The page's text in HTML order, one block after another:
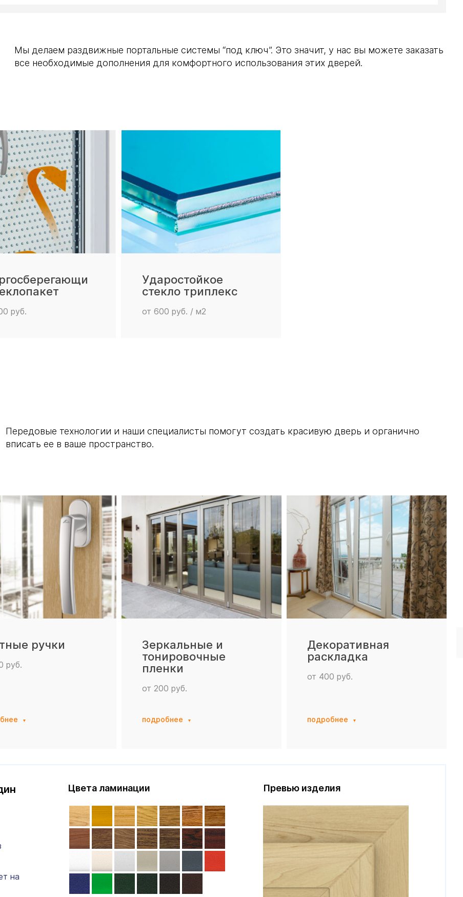
Мы делаем раздвижные портальные системы “под ключ”. Это значит, у нас вы можете заказать
все необходимые дополнения для комфортного использования этих дверей.
руб.
Ударостойкое
стекло триплекс
от 600 руб. / м2
Передовые технологии и наши специалисты помогут создать красивую дверь и органично
вписать ее в ваше пространство.
ручки
руб.
Зеркальные и
тонировочные
пленки
от 200 руб.
подробнее
Декоративная
раскладка
от 400 руб.
подробнее
на
Цвета ламинации Превью изделия